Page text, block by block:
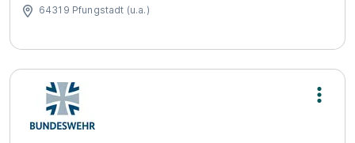
64319 Pfungstadt (u.a.)